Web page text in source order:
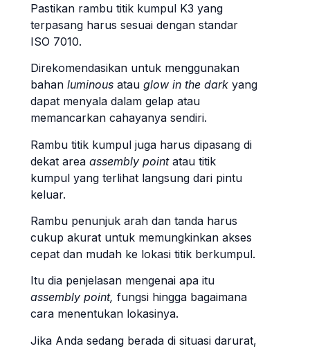
Pastikan rambu titik kumpul K3 yang
terpasang harus sesuai dengan standar
ISO 7010.
Direkomendasikan untuk menggunakan
bahan luminous atau glow in the dark yang
dapat menyala dalam gelap atau
memancarkan cahayanya sendiri.
Rambu titik kumpul juga harus dipasang di
dekat area assembly point atau titik
kumpul yang terlihat langsung dari pintu
keluar.
Rambu penunjuk arah dan tanda harus
cukup akurat untuk memungkinkan akses
cepat dan mudah ke lokasi titik berkumpul.
Itu dia penjelasan mengenai apa itu
assembly point, fungsi hingga bagaimana
cara menentukan lokasinya.
Jika Anda sedang berada di situasi darurat,